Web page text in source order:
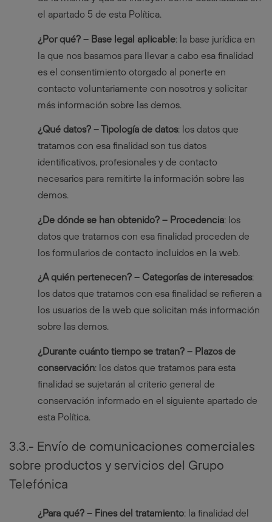
el apartado 5 de esta Política.
¿Por qué? – Base legal aplicable: la base jurídica en
la que nos basamos para llevar a cabo esa finalidad
es el consentimiento otorgado al ponerte en
contacto voluntariamente con nosotros y solicitar
más información sobre las demos.
¿Qué datos? – Tipología de datos: los datos que
tratamos con esa finalidad son tus datos
identificativos, profesionales y de contacto
necesarios para remitirte la información sobre las
demos.
¿De dónde se han obtenido? – Procedencia: los
datos que tratamos con esa finalidad proceden de
los formularios de contacto incluidos en la web.
¿A quién pertenecen? – Categorías de interesados:
los datos que tratamos con esa finalidad se refieren a
los usuarios de la web que solicitan más información
sobre las demos.
¿Durante cuánto tiempo se tratan? – Plazos de
conservación: los datos que tratamos para esta
finalidad se sujetarán al criterio general de
conservación informado en el siguiente apartado de
esta Política.
3.3.- Envío de comunicaciones comerciales
sobre productos y servicios del Grupo
Telefónica
¿Para qué? – Fines del tratamiento: la finalidad del